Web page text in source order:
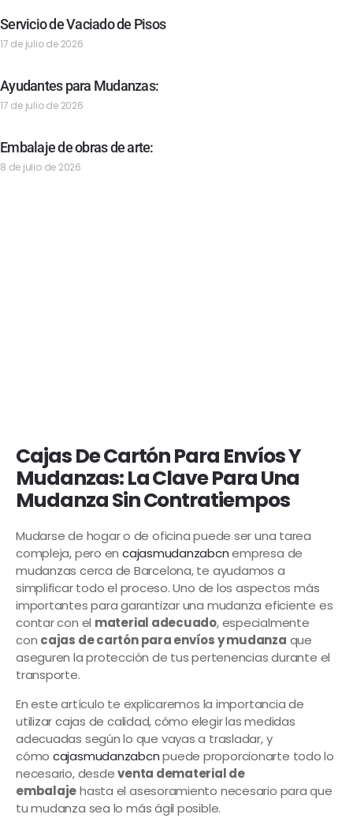
Servicio de Vaciado de Pisos
17 de julio de 2026
Ayudantes para Mudanzas:
17 de julio de 2026
Embalaje de obras de arte:
8 de julio de 2026
Cajas De Cartón Para Envíos Y
Mudanzas: La Clave Para Una
Mudanza Sin Contratiempos
Mudarse de hogar o de oficina puede ser una tarea
compleja, pero en cajasmudanzabcnempresa de
mudanzas cerca de Barcelona, te ayudamos a
simplificar todo el proceso. Uno de los aspectos más
importantes para garantizar una mudanza eficiente es
contar con el material adecuado, especialmente
con cajas de cartón para envíos y mudanza que
aseguren la protección de tus pertenencias durante el
transporte.
En este artículo te explicaremos la importancia de
utilizar cajas de calidad, cómo elegir las medidas
adecuadas según lo que vayas a trasladar, y
cómo cajasmudanzabcnpuede proporcionarte todo lo
necesario, desdeventa dematerial de
embalajehasta el asesoramiento necesario para que
tu mudanza sea lo más ágil posible.